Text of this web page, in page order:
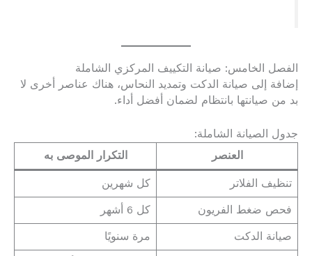
الفصل الخامس: صيانة التكييف المركزي الشاملة
إضافة إلى صيانة الدكت وتمديد النحاس، هناك عناصر أخرى لا
بد من صيانتها بانتظام لضمان أفضل أداء.
جدول الصيانة الشاملة:
العنصر
التكرار الموصى به
تنظيف الفلاتر كل شهرين
فحص ضغط الفريون كل 6 أشهر
صيانة الدكت مرة سنويًا